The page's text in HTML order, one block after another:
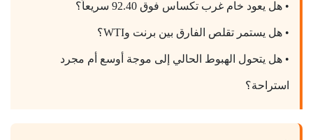
• هل يعود خام غرب تكساس فوق 92.40 سريعاً؟
• هل يستمر تقلص الفارق بين برنت وWTI؟
• هل يتحول الهبوط الحالي إلى موجة أوسع أم مجرد
استراحة؟